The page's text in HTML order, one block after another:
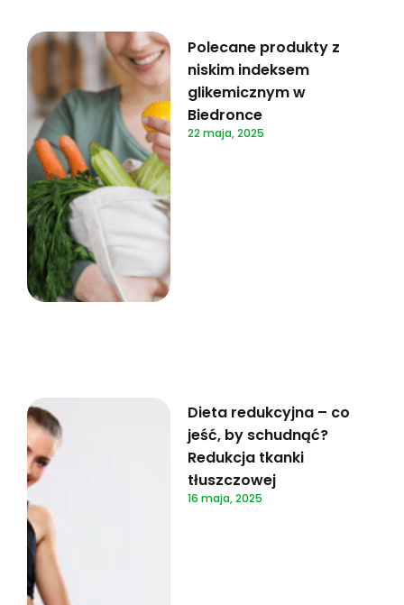
Polecane produkty z
niskim indeksem
glikemicznym w
Biedronce
22 maja, 2025
Dieta redukcyjna – co
jeść, by schudnąć?
Redukcja tkanki
tłuszczowej
16 maja, 2025